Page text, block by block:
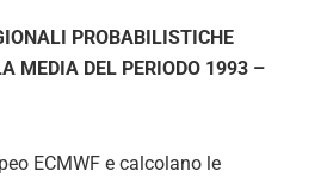
PROBABILISTICHE
MEDIA DEL PERIODO 1993 –
ECMWF e calcolano le